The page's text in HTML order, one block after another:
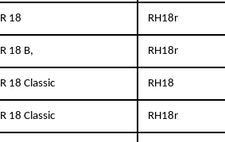
R 18 RH18r
R 18 B, RH18r
R 18 Classic RH18
R 18 Classic RH18r